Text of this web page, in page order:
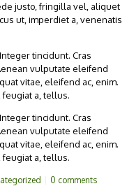
justo, fringilla vel, aliquet
ut, imperdiet a, venenatis
tincidunt. Cras
vulputate eleifend
vitae, eleifend ac, enim.
a, tellus.
tincidunt. Cras
vulputate eleifend
vitae, eleifend ac, enim.
a, tellus.
0 comments